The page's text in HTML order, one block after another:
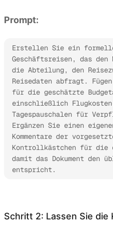
Prompt:
Erstellen Sie ein
Geschäftsreisen, das den
die Abteilung, den
Reisedaten abfragt.
für die geschätzte
einschließlich
Tagespauschalen für
Ergänzen Sie einen
Kommentare der
Kontrollkästchen für die
damit das Dokument den
entspricht.
Schritt 2: Lassen Sie die